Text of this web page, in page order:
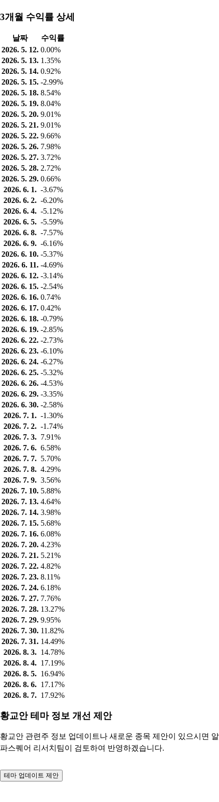
3개월 수익률 상세
날짜
수익률
2026. 5. 12. 0.00%
2026. 5. 13. 1.35%
2026. 5. 14. 0.92%
2026. 5. 15. -2.99%
2026. 5. 18. 8.54%
2026. 5. 19. 8.04%
2026. 5. 20. 9.01%
2026. 5. 21. 9.01%
2026. 5. 22. 9.66%
2026. 5. 26. 7.98%
2026. 5. 27. 3.72%
2026. 5. 28. 2.72%
2026. 5. 29. 0.66%
2026. 6. 1. -3.67%
2026. 6. 2. -6.20%
2026. 6. 4. -5.12%
2026. 6. 5. -5.59%
2026. 6. 8. -7.57%
2026. 6. 9. -6.16%
2026. 6. 10. -5.37%
2026. 6. 11. -4.69%
2026. 6. 12. -3.14%
2026. 6. 15. -2.54%
2026. 6. 16. 0.74%
2026. 6. 17. 0.42%
2026. 6. 18. -0.79%
2026. 6. 19. -2.85%
2026. 6. 22. -2.73%
2026. 6. 23. -6.10%
2026. 6. 24. -6.27%
2026. 6. 25. -5.32%
2026. 6. 26. -4.53%
2026. 6. 29. -3.35%
2026. 6. 30. -2.58%
2026. 7. 1. -1.30%
2026. 7. 2. -1.74%
2026. 7. 3. 7.91%
2026. 7. 6. 6.58%
2026. 7. 7. 5.70%
2026. 7. 8. 4.29%
2026. 7. 9. 3.56%
2026. 7. 10. 5.88%
2026. 7. 13. 4.64%
2026. 7. 14. 3.98%
2026. 7. 15. 5.68%
2026. 7. 16. 6.08%
2026. 7. 20. 4.23%
2026. 7. 21. 5.21%
2026. 7. 22. 4.82%
2026. 7. 23. 8.11%
2026. 7. 24. 6.18%
2026. 7. 27. 7.76%
2026. 7. 28. 13.27%
2026. 7. 29. 9.95%
2026. 7. 30. 11.82%
2026. 7. 31. 14.49%
2026. 8. 3. 14.78%
2026. 8. 4. 17.19%
2026. 8. 5. 16.94%
2026. 8. 6. 17.17%
2026. 8. 7. 17.92%
황교안 테마 정보 개선 제안
황교안 관련주 정보 업데이트나 새로운 종목 제안이 있으시면 알
파스퀘어 리서치팀이 검토하여 반영하겠습니다.
테마 업데이트 제안